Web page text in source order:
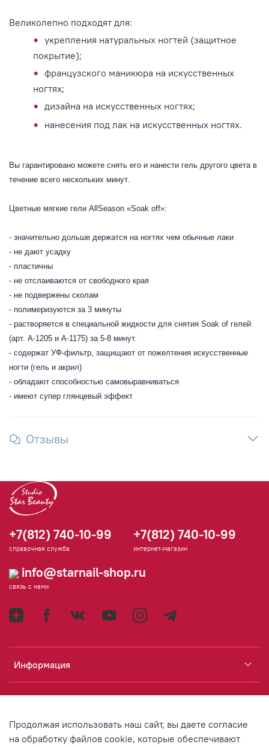
Великолепно подходят для:
укрепления натуральных ногтей (защитное
покрытие);
французского маникюра на искусственных
ногтях;
дизайна на искусственных ногтях;
нанесения под лак на искусственных ногтях.
Вы гарантировано можете снять его и нанести гель другого цвета в
течение всего нескольких минут.
Цветные мягкие гели AllSeason «Soak off»:
- значительно дольше держатся на ногтях чем обычные лаки
- не дают усадку
- пластичны
- не отслаиваются от свободного края
- не подвержены сколам
- полимеризуются за 3 минуты
- растворяется в специальной жидкости для снятия Soak of гелей
(арт. А-1205 и А-1175) за 5-8 минут.
- содержат УФ-фильтр, защищают от пожелтения искусственные
ногти (гель и акрил)
- обладают способностью самовыравниваться
- имеют супер глянцевый эффект
Отзывы
Информация
Аккаунт
+7(812) 740-10-99
справочная служба
+7(812) 740-10-99
интернет-магазин
info@starnail-shop.ru
связь с нами
Продолжая использовать наш сайт, вы даете согласие
на обработку файлов cookie, которые обеспечивают